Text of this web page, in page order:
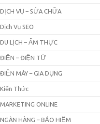
DỊCH VỤ – SỬA CHỮA
Dịch Vụ SEO
DU LỊCH – ẨM THỰC
ĐIỆN – ĐIỆN TỬ
ĐIỆN MÁY – GIA DỤNG
Kiến Thức
MARKETING ONLINE
NGÂN HÀNG – BẢO HIỂM